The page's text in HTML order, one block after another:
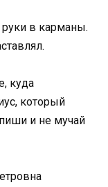
в карманы.
куда
который
и не мучай